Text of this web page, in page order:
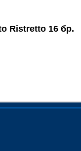
Ristretto 16 бр.